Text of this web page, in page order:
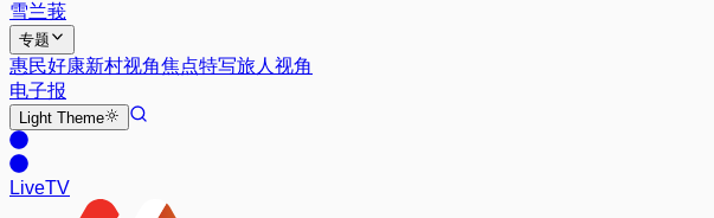
雪兰莪
专题
惠民好康新村视角焦点特写旅人视角
电子报
Light Theme
LiveTV